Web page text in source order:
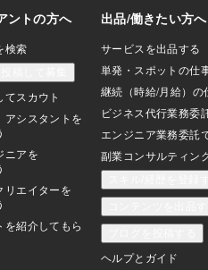
ンズのカードは、あなたの内なる情熱と
行動力を呼び覚ましています。恐れず
に、心の赴くままに行動することで、素
晴らしい一日になるでしょう。【「I